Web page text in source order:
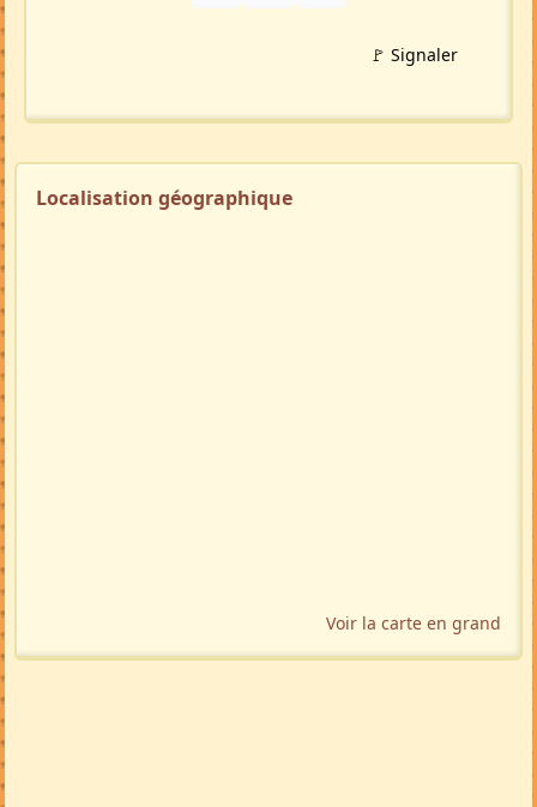
🚩 Signaler
Localisation géographique
Voir la carte en grand